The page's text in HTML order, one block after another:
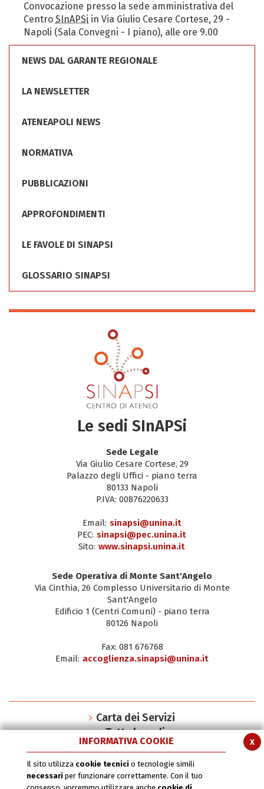
Convocazione presso la sede amministrativa del
Centro SInAPSi in Via Giulio Cesare Cortese, 29 -
Napoli (Sala Convegni - I piano), alle ore 9.00
NEWS DAL GARANTE REGIONALE
LA NEWSLETTER
ATENEAPOLI NEWS
NORMATIVA
PUBBLICAZIONI
APPROFONDIMENTI
LE FAVOLE DI SINAPSI
GLOSSARIO SINAPSI
Le sedi SInAPSi
Sede Legale
Via Giulio Cesare Cortese, 29
Palazzo degli Uffici - piano terra
80133 Napoli
P.IVA: 00876220633
Email: sinapsi@unina.it
PEC: sinapsi@pec.unina.it
Sito: www.sinapsi.unina.it
Sede Operativa di Monte Sant'Angelo
Via Cinthia, 26 Complesso Universitario di Monte
Sant'Angelo
Edificio 1 (Centri Comuni) - piano terra
80126 Napoli
Fax: 081 676768
Email: accoglienza.sinapsi@unina.it
Carta dei Servizi
Tutte le sedi
Dicono di noi
Riconoscimenti
SInAPSi book series
x
INFORMATIVA COOKIE
Il sito utilizza cookie tecnici o tecnologie simili
necessari per funzionare correttamente. Con il tuo